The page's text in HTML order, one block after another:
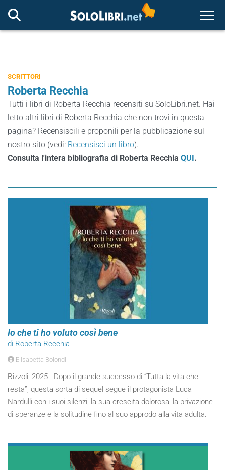
SCRITTORI
Roberta Recchia
Tutti i libri di Roberta Recchia recensiti su SoloLibri.net. Hai
letto altri libri di Roberta Recchia che non trovi in questa
pagina? Recensiscili e proponili per la pubblicazione sul
nostro sito (vedi: Recensisci un libro).
Consulta l'intera bibliografia di Roberta Recchia QUI.
Io che ti ho voluto così bene
di Roberta Recchia
Elisabetta Bolondi
Rizzoli, 2025 - Dopo il grande successo di “Tutta la vita che
resta”, questa sorta di sequel segue il protagonista Luca
Nardulli con i suoi silenzi, la sua crescita dolorosa, la privazione
di speranze e la solitudine fino al suo approdo alla vita adulta.